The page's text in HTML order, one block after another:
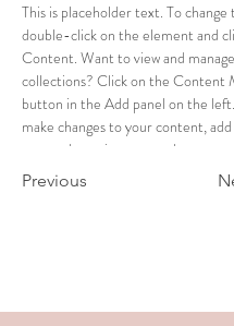
This is placeholder text. To
double-click on the element and
Content. Want to view and
collections? Click on the Content
button in the Add panel on the
make changes to your content,
create dynamic pages and more.
Previous